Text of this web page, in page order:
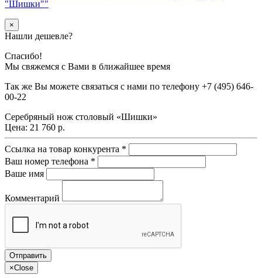
"Шишки""
×
Нашли дешевле?
Спасибо!
Мы свяжемся с Вами в ближайшее время
Так же Вы можете связаться с нами по телефону +7 (495) 646-
00-22
Серебряный нож столовый «Шишки»
Цена: 21 760 р.
Ссылка на товар конкурента *
Ваш номер телефона *
Ваше имя
Комментарий
×Close